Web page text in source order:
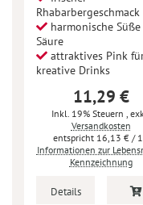
Rhabarbergeschmack
harmonische
Säure
attraktives Pink
kreative Drinks
11,29 €
Inkl. 19% Steuern,
Versandkosten
16,13 € /
Informationen zur
Kennzeichnung
Details